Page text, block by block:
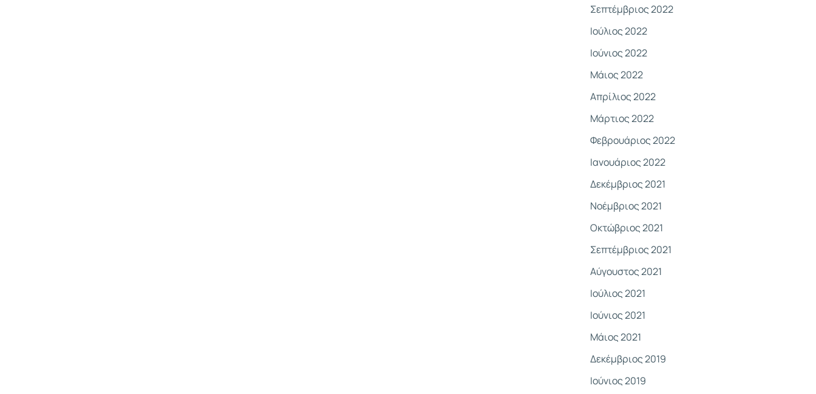
Σεπτέμβριος 2022
Ιούλιος 2022
Ιούνιος 2022
Μάιος 2022
Απρίλιος 2022
Μάρτιος 2022
Φεβρουάριος 2022
Ιανουάριος 2022
Δεκέμβριος 2021
Νοέμβριος 2021
Οκτώβριος 2021
Σεπτέμβριος 2021
Αύγουστος 2021
Ιούλιος 2021
Ιούνιος 2021
Μάιος 2021
Δεκέμβριος 2019
Ιούνιος 2019